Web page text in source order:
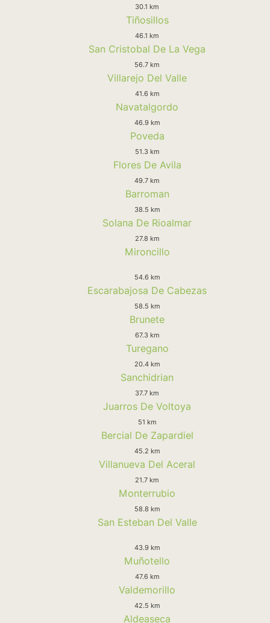
30.1 km
Tiñosillos
46.1 km
San Cristobal De La Vega
56.7 km
Villarejo Del Valle
41.6 km
Navatalgordo
46.9 km
Poveda
51.3 km
Flores De Avila
49.7 km
Barroman
38.5 km
Solana De Rioalmar
27.8 km
Mironcillo
54.6 km
Escarabajosa De Cabezas
58.5 km
Brunete
67.3 km
Turegano
20.4 km
Sanchidrian
37.7 km
Juarros De Voltoya
51 km
Bercial De Zapardiel
45.2 km
Villanueva Del Aceral
21.7 km
Monterrubio
58.8 km
San Esteban Del Valle
43.9 km
Muñotello
47.6 km
Valdemorillo
42.5 km
Aldeaseca